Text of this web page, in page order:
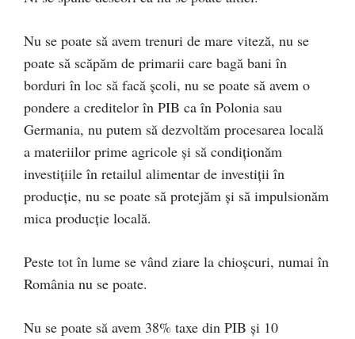
Nu se poate să avem trenuri de mare viteză, nu se
poate să scăpăm de primarii care bagă bani în
borduri în loc să facă şcoli, nu se poate să avem o
pondere a creditelor în PIB ca în Polonia sau
Germania, nu putem să dezvoltăm procesarea locală
a materiilor prime agricole şi să condiţionăm
investiţiile în retailul alimentar de investiţii în
producţie, nu se poate să protejăm şi să impulsionăm
mica producţie locală.
Peste tot în lume se vând ziare la chioşcuri, numai în
România nu se poate.
Nu se poate să avem 38% taxe din PIB şi 10